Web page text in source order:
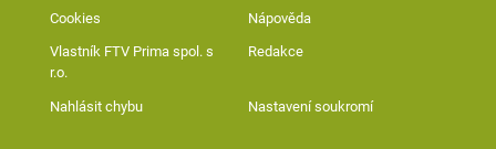
Cookies Nápověda
Vlastník FTV Prima spol. s
r.o.
Redakce
Nahlásit chybu Nastavení soukromí